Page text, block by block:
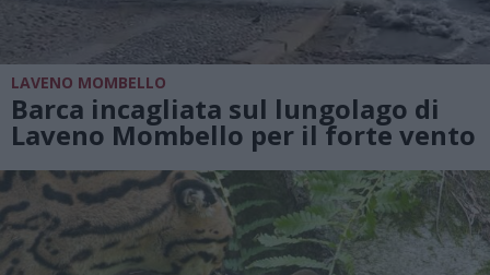
LAVENO MOMBELLO
Barca incagliata sul lungolago di
Laveno Mombello per il forte vento